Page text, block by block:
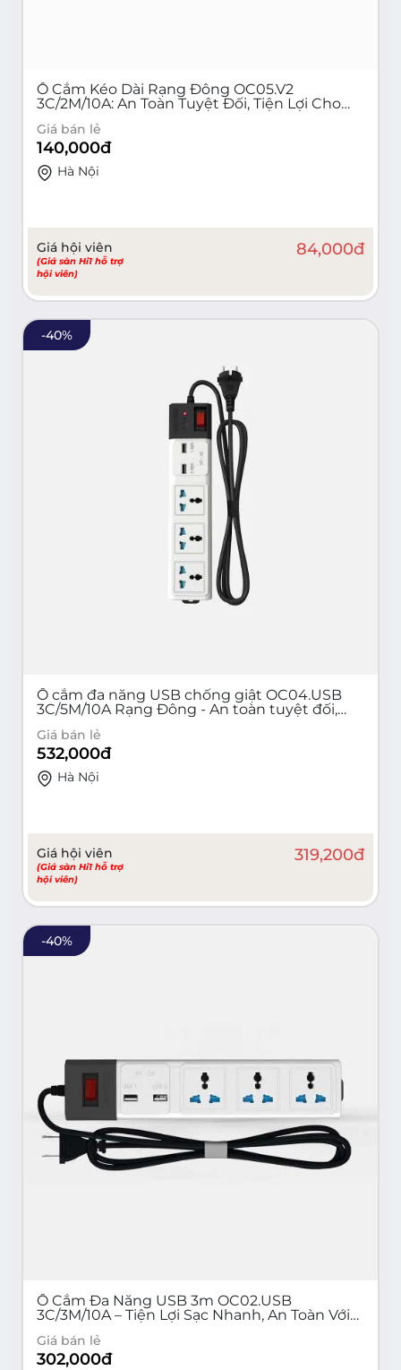
Ổ Cắm Kéo Dài Rạng Đông OC05.V2
3C/2M/10A: An Toàn Tuyệt Đối, Tiện Lợi Cho
Chống Giật, Đa Năng 2 Lỗ & 3 Lỗ
Giá bán lẻ
140,000đ
Hà Nội
Giá hội viên
(Giá sàn Hi1 hỗ trợ
hội viên)
84,000đ
-40%
Ổ cắm đa năng USB chống giật OC04.USB
3C/5M/10A Rạng Đông - An toàn tuyệt đối,
Sạc nhanh, chống quá tải, chống giật hiệu
quả
Giá bán lẻ
532,000đ
Hà Nội
Giá hội viên
(Giá sàn Hi1 hỗ trợ
hội viên)
319,200đ
-40%
Ổ Cắm Đa Năng USB 3m OC02.USB
3C/3M/10A – Tiện Lợi Sạc Nhanh, An Toàn Với
Cháy, Độ Bền Cao
Giá bán lẻ
302,000đ